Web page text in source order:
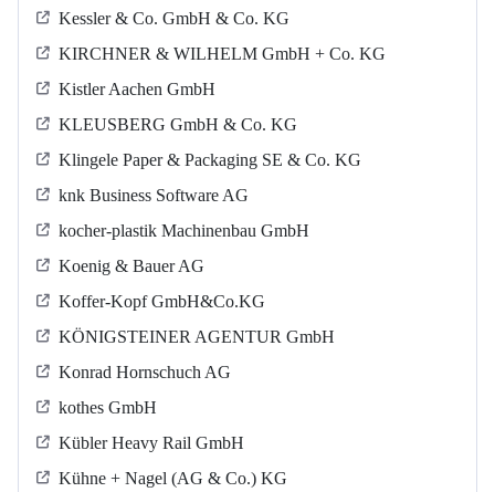
Kessler & Co. GmbH & Co. KG
KIRCHNER & WILHELM GmbH + Co. KG
Kistler Aachen GmbH
KLEUSBERG GmbH & Co. KG
Klingele Paper & Packaging SE & Co. KG
knk Business Software AG
kocher-plastik Machinenbau GmbH
Koenig & Bauer AG
Koffer-Kopf GmbH&Co.KG
KÖNIGSTEINER AGENTUR GmbH
Konrad Hornschuch AG
kothes GmbH
Kübler Heavy Rail GmbH
Kühne + Nagel (AG & Co.) KG